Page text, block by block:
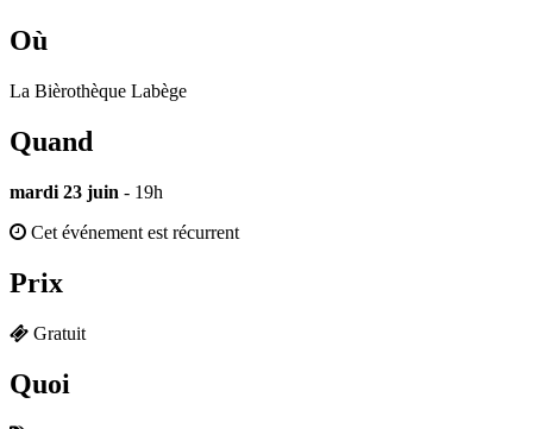
Où
La Bièrothèque Labège
Quand
mardi 23 juin - 19h
Cet événement est récurrent
Prix
Gratuit
Quoi